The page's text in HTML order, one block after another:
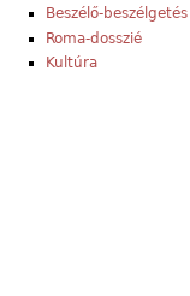
Beszélő-beszélgetés
Roma-dosszié
Kultúra